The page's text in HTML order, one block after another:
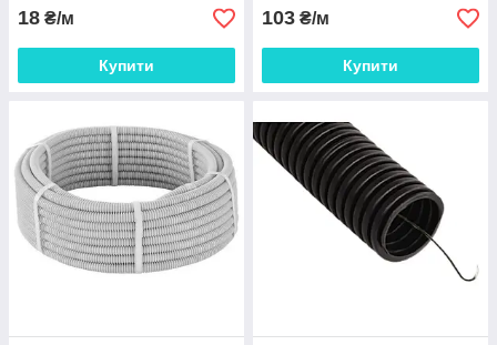
18 ₴/м
Купити
103 ₴/м
Купити